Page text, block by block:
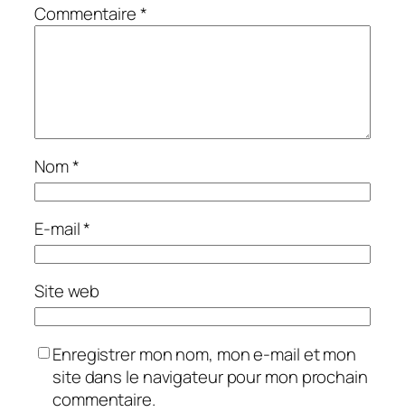
Commentaire*
Nom*
E-mail*
Site web
Enregistrer mon nom, mon e-mail et mon
site dans le navigateur pour mon prochain
commentaire.